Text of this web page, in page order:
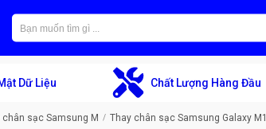
Dữ Liệu Chất Lượng Hàng Đầu
chân sạc Samsung M Thay chân sạc Samsung Galaxy